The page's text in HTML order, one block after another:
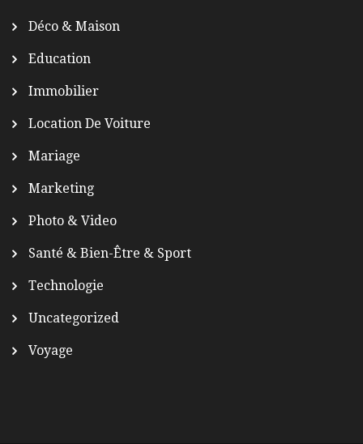
Déco & Maison
Education
Immobilier
Location De Voiture
Mariage
Marketing
Photo & Video
Santé & Bien-Être & Sport
Technologie
Uncategorized
Voyage